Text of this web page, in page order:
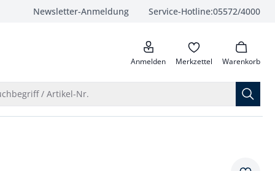
Newsletter-Anmeldung Service-Hotline:05572/4000
anrufen
Anmelden Merkzettel Warenkorb
/ Artikel-Nr.